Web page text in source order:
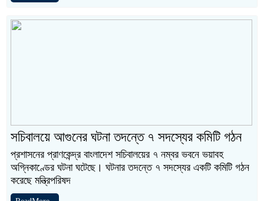
সচিবালয়ে আগুনের ঘটনা তদন্তে ৭ সদস্যের কমিটি গঠন
প্রশাসনের প্রাণকেন্দ্র বাংলাদেশ সচিবালয়ের ৭ নম্বর ভবনে ভয়াবহ
অগ্নিকাণ্ডের ঘটনা ঘটেছে। ঘটনার তদন্তে ৭ সদস্যের একটি কমিটি গঠন
করেছে মন্ত্রিপরিষদ